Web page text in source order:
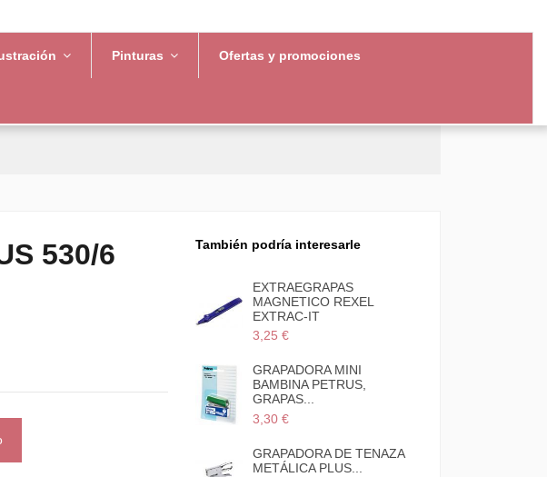
Pinturas Ofertas y promociones
530/6
También podría interesarle
EXTRAEGRAPAS
MAGNETICO REXEL
EXTRAC-IT
3,25 €
GRAPADORA MINI
BAMBINA PETRUS,
GRAPAS...
3,30 €
GRAPADORA DE TENAZA
METÁLICA PLUS...